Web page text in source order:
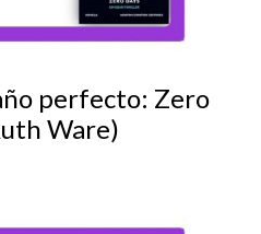
perfecto: Zero
Ware)